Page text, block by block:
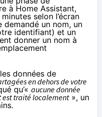
à Home Assistant,
selon l’écran
demandé un nom, un
identifiant) et un
donner un nom à
données de
en dehors de votre
qu’« aucune donnée
est traité localement», un